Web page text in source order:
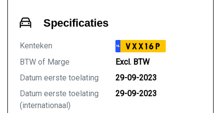
100% Elektrisch
Trekhaak (1.350kg trekgewicht)
SOH 96,3% (Bovengemiddeld goed)
Snelle 22kw boardlader
Snelladen via CCS aansluiting
Airco (Climate control, Thermotronic)
Verwarming / ventilatie vooraf instelbaar
Specificaties
Kenteken NL VXX16P
BTW of Marge
Excl. BTW
Datum eerste toelating
29-09-2023
Datum eerste toelating
(internationaal)
29-09-2023